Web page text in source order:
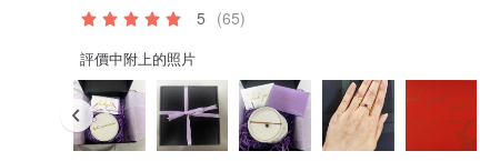
5 (65)
評價中附上的照片